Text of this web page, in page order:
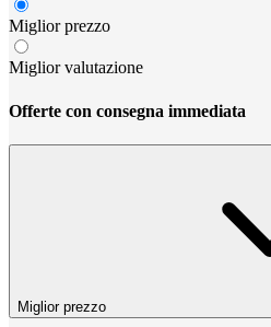
Miglior prezzo
Miglior valutazione
Offerte con consegna immediata
Miglior prezzo